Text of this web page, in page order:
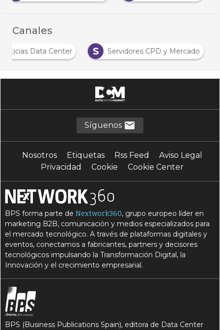
Canales
Noticias Data Center S Servidores CPD y Mercado
Síguenos
Nosotros Etiquetas Rss Feed
Aviso Legal
Privacidad
Cookie Cookie Center
BPS forma parte deNextwork360, grupo europeo líder en
marketing B2B, comunicación y medios especializados para
el mercado tecnológico. A través de plataformas digitales y
eventos, conectamos a fabricantes, partners y decisores
tecnológicos impulsando la Transformación Digital, la
Innovación y el crecimiento empresarial.
BPS (Business Publications Spain), editora de Data Center